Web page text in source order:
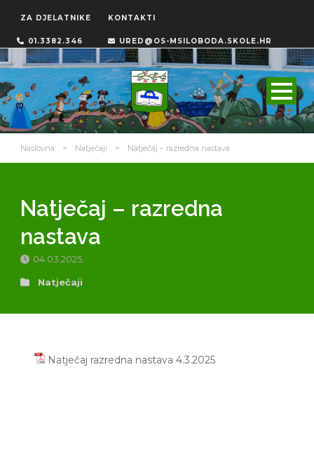
ZA DJELATNIKE KONTAKTI
01.3382.346 URED@OS-MSILOBODA.SKOLE.HR
Naslovna > Natječaji > Natječaj – razredna nastava
Natječaj – razredna
nastava
04.03.2025.
Natječaji
Natječaj razredna nastava 4.3.2025